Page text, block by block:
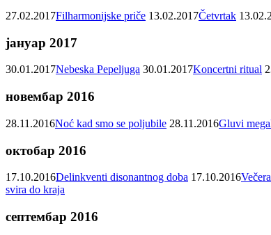
27.02.2017Filharmonijske priče 13.02.2017Četvrtak
јануар 2017
30.01.2017Nebeska Pepeljuga 30.01.2017Koncertni ritual
новембар 2016
28.11.2016Noć kad smo se poljubile 28.11.2016Gluvi
октобар 2016
17.10.2016Delinkventi disonantnog doba 17.10.2016
svira do kraja
септембар 2016